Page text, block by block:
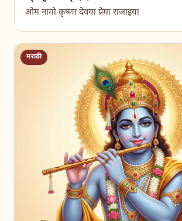
ओम नामो कृष्णा देवया प्रेमा राजाइया
मराठी